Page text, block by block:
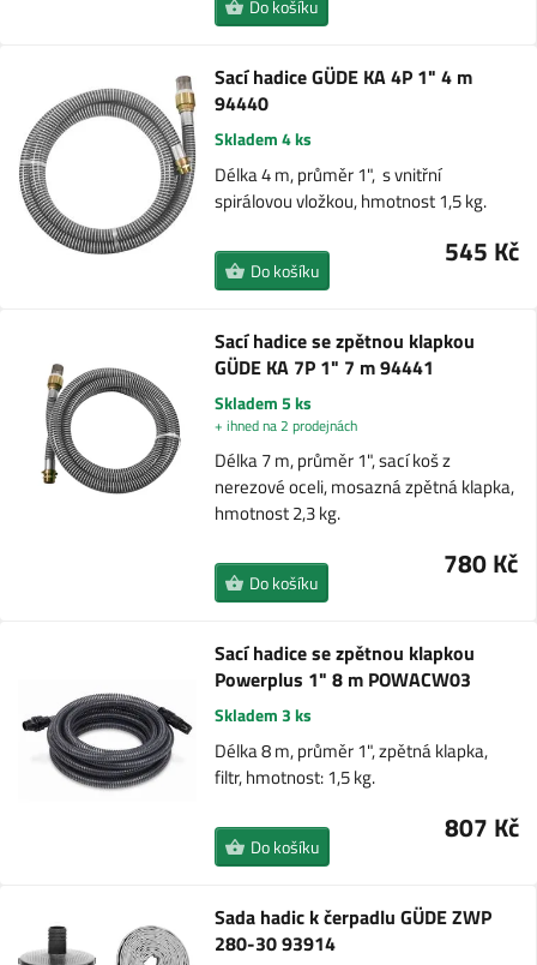
Do košíku
Sací hadice GÜDE KA 4P 1" 4 m
94440
Skladem 4 ks
Délka 4 m, průměr 1", s vnitřní
spirálovou vložkou, hmotnost 1,5 kg.
545 Kč
Do košíku
Sací hadice se zpětnou klapkou
GÜDE KA 7P 1" 7 m 94441
Skladem 5 ks
+ ihned na 2 prodejnách
Délka 7 m, průměr 1", sací koš z
nerezové oceli, mosazná zpětná klapka,
hmotnost 2,3 kg.
780 Kč
Do košíku
Sací hadice se zpětnou klapkou
Powerplus 1" 8 m POWACW03
Skladem 3 ks
Délka 8 m, průměr 1", zpětná klapka,
filtr, hmotnost: 1,5 kg.
807 Kč
Do košíku
Sada hadic k čerpadlu GÜDE ZWP
280-30 93914